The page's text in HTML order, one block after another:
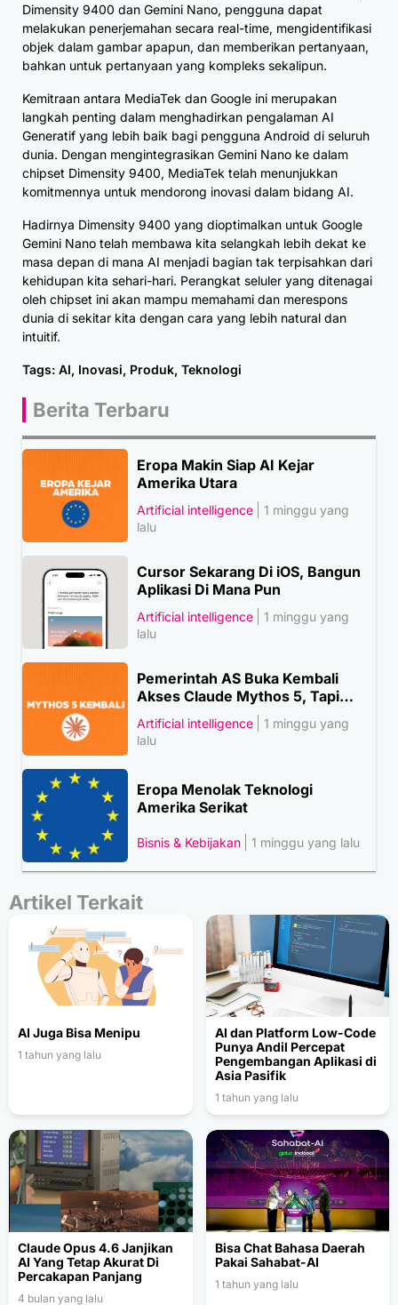
Dimensity 9400 dan Gemini Nano, pengguna dapat
melakukan penerjemahan secara real-time, mengidentifikasi
objek dalam gambar apapun, dan memberikan pertanyaan,
bahkan untuk pertanyaan yang kompleks sekalipun.
Kemitraan antara MediaTek dan Google ini merupakan
langkah penting dalam menghadirkan pengalaman AI
Generatif yang lebih baik bagi pengguna Android di seluruh
dunia. Dengan mengintegrasikan Gemini Nano ke dalam
chipset Dimensity 9400, MediaTek telah menunjukkan
komitmennya untuk mendorong inovasi dalam bidang AI.
Hadirnya Dimensity 9400 yang dioptimalkan untuk Google
Gemini Nano telah membawa kita selangkah lebih dekat ke
masa depan di mana AI menjadi bagian tak terpisahkan dari
kehidupan kita sehari-hari. Perangkat seluler yang ditenagai
oleh chipset ini akan mampu memahami dan merespons
dunia di sekitar kita dengan cara yang lebih natural dan
intuitif.
Tags: AI, Inovasi, Produk, Teknologi
Berita Terbaru
Eropa Makin Siap AI Kejar
Amerika Utara
Artificial intelligence
1 minggu yang
lalu
Cursor Sekarang Di iOS, Bangun
Aplikasi Di Mana Pun
Artificial intelligence
1 minggu yang
lalu
Pemerintah AS Buka Kembali
Akses Claude Mythos 5, Tapi…
Artificial intelligence
1 minggu yang
lalu
Eropa Menolak Teknologi
Amerika Serikat
Bisnis & Kebijakan 1 minggu yang lalu
Artikel Terkait
AI Juga Bisa Menipu
1 tahun yang lalu
AI dan Platform Low-Code
Punya Andil Percepat
Pengembangan Aplikasi di
Asia Pasifik
1 tahun yang lalu
Claude Opus 4.6 Janjikan
AI Yang Tetap Akurat Di
Percakapan Panjang
4 bulan yang lalu
Bisa Chat Bahasa Daerah
Pakai Sahabat-AI
1 tahun yang lalu